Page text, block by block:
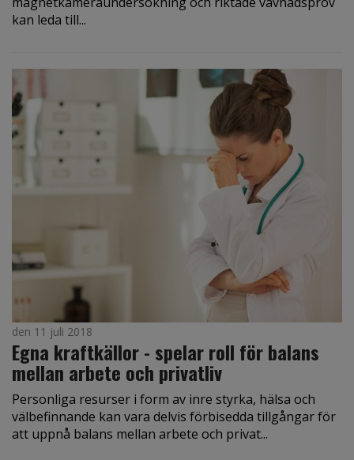
kan leda till...
den 11 juli 2018
Egna kraftkällor - spelar roll för balans
mellan arbete och privatliv
Personliga resurser i form av inre styrka, hälsa och
välbefinnande kan vara delvis förbisedda tillgångar för
att uppnå balans mellan arbete och privat...